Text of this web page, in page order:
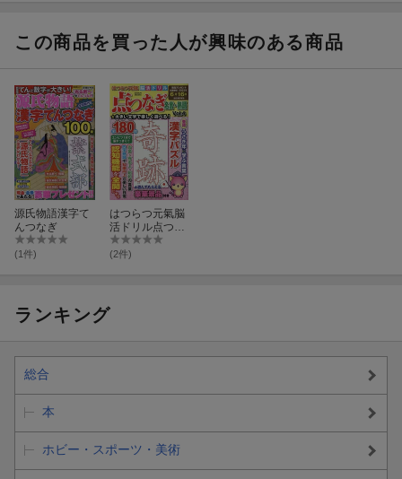
この商品を買った人が興味のある商品
源氏物語漢字て
んつなぎ
(1件)
はつらつ元氣脳
活ドリル点つな
ぎ名言・熟語
（Vol．4）
(2件)
ランキング
総合
本
ホビー・スポーツ・美術